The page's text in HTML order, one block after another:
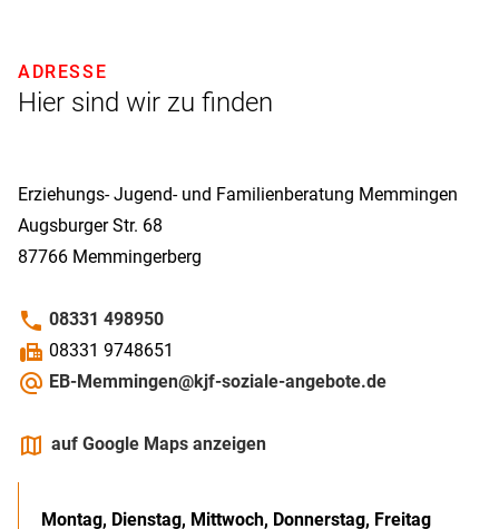
Hier sind wir zu finden
ADRESSE
Erziehungs- Jugend- und Familienberatung Memmingen
Augsburger Str. 68
87766 Memmingerberg
phone 08331 498950
fax 08331 9748651
alternate_email EB-Memmingen@kjf-soziale-angebote.de
mapsauf Google Maps anzeigen
Montag, Dienstag, Mittwoch, Donnerstag, Freitag